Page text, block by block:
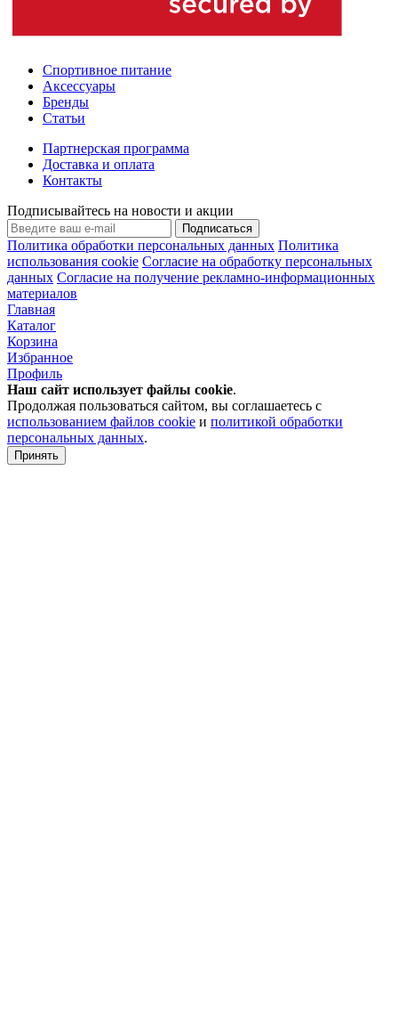
Спортивное питание
Аксессуары
Бренды
Статьи
Партнерская программа
Доставка и оплата
Контакты
Подписывайтесь на новости и акции
Подписаться
Политика обработки персональных данных Политика
использования cookie Согласие на обработку персональных
данных Согласие на получение рекламно-информационных
материалов
Главная
Каталог
Корзина
Избранное
Профиль
Наш сайт использует файлы cookie.
Продолжая пользоваться сайтом, вы соглашаетесь с
использованием файлов cookie и политикой обработки
персональных данных.
Принять